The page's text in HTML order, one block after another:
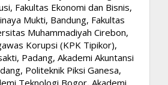
Fakultas Ekonomi dan Bisnis,
Mukti, Bandung, Fakultas
Muhammadiyah Cirebon,
Korupsi (KPK Tipikor),
Padang, Akademi Akuntansi
Politeknik Piksi Ganesa,